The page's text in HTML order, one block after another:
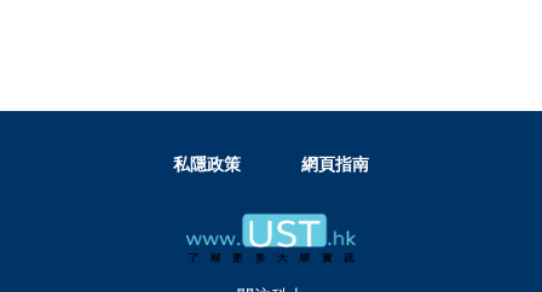
私隱政策 網頁指南